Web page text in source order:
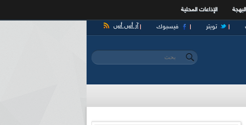
البهجة الإذاعات المحلية
آر أس أس فيسبوك تويتر
استمارة البحث
‏بحث ‏